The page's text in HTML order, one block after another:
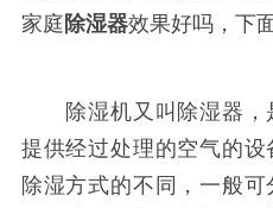
家庭除湿器效果好吗，下
除湿机又叫除湿器，
提供经过处理的空气的
除湿方式的不同，一般